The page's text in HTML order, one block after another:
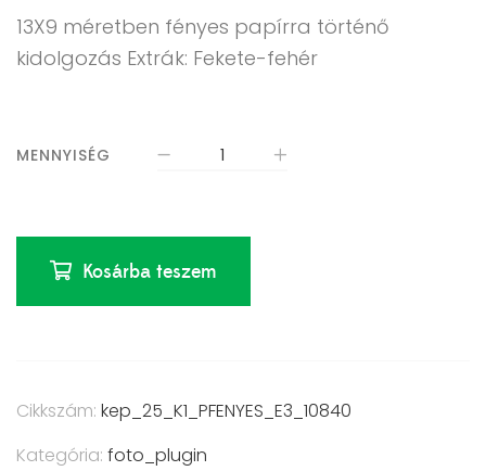
13X9 méretben fényes papírra történő
kidolgozás Extrák: Fekete-fehér
MENNYISÉG
Kosárba teszem
Cikkszám: kep_25_K1_PFENYES_E3_10840
Kategória: foto_plugin